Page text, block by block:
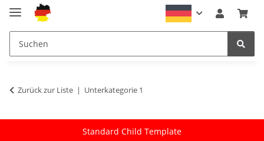
Zurück zur Liste Unterkategorie 1
Standard Child Template